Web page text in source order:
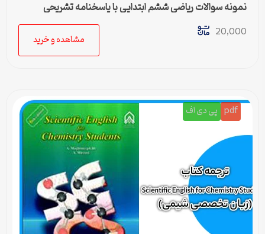
نمونه سوالات ریاضی ششم ابتدایی با پاسخنامه تشریحی
20,000
مشاهده و خرید
pdf پی دی اف